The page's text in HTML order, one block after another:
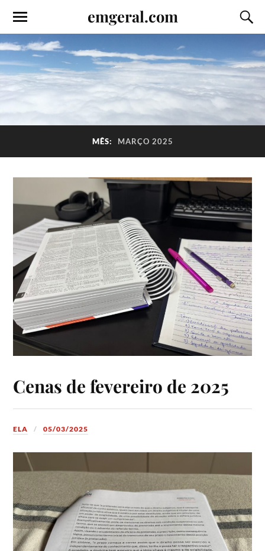
emgeral.com
MÊS: MARÇO 2025
Cenas de fevereiro de 2025
ELA 05/03/2025